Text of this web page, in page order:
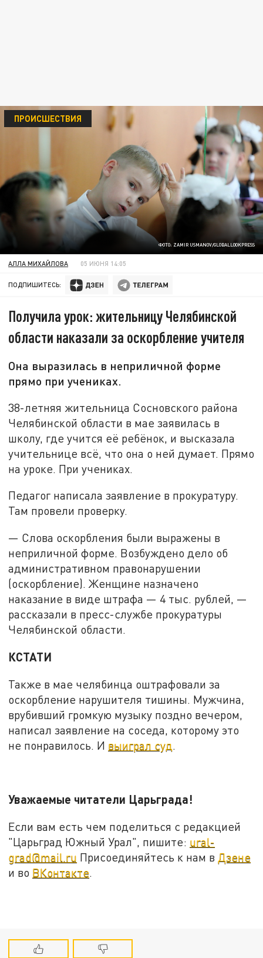
ФОТО: ZAMIR USMANOV/GLOBALLOOKPRESS
ПРОИСШЕСТВИЯ
АЛЛА МИХАЙЛОВА 05 ИЮНЯ 14:05
ПОДПИШИТЕСЬ:
Получила урок: жительницу Челябинской
области наказали за оскорбление учителя
Она выразилась в неприличной форме
прямо при учениках.
38-летняя жительница Сосновского района
Челябинской области в мае заявилась в
школу, где учится её ребёнок, и высказала
учительнице всё, что она о ней думает. Прямо
на уроке. При учениках.
Педагог написала заявление в прокуратуру.
Там провели проверку.
— Слова оскорбления были выражены в
неприличной форме. Возбуждено дело об
административном правонарушении
(оскорбление). Женщине назначено
наказание в виде штрафа — 4 тыс. рублей, —
рассказали в пресс-службе прокуратуры
Челябинской области.
КСТАТИ
Также в мае челябинца оштрафовали за
оскорбление нарушителя тишины. Мужчина,
врубивший громкую музыку поздно вечером,
написал заявление на соседа, которому это
не понравилось. И выиграл суд
Уважаемые читатели Царьграда!
Если вам есть чем поделиться с редакцией
"Царьград Южный Урал", пишите: ural-
grad@mail.ru Присоединяйтесь к нам в Дзене
и во ВКонтакте